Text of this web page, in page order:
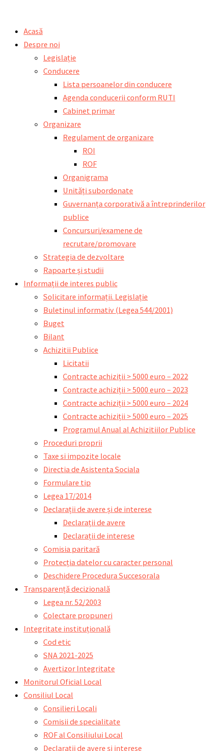
Acasă
Despre noi
Legislație
Conducere
Lista persoanelor din conducere
Agenda conducerii conform RUTI
Cabinet primar
Organizare
Regulament de organizare
ROI
ROF
Organigrama
Unități subordonate
Guvernanța corporativă a întreprinderilor
publice
Concursuri/examene de
recrutare/promovare
Strategia de dezvoltare
Rapoarte și studii
Informații de interes public
Solicitare informații. Legislație
Buletinul informativ (Legea 544/2001)
Buget
Bilant
Achizitii Publice
Licitatii
Contracte achiziții > 5000 euro – 2022
Contracte achiziții > 5000 euro – 2023
Contracte achiziții > 5000 euro – 2024
Contracte achiziții > 5000 euro – 2025
Programul Anual al Achizitiilor Publice
Proceduri proprii
Taxe si impozite locale
Directia de Asistenta Sociala
Formulare tip
Legea 17/2014
Declarații de avere și de interese
Declarații de avere
Declarații de interese
Comisia paritară
Protecția datelor cu caracter personal
Deschidere Procedura Succesorala
Transparență decizională
Legea nr. 52/2003
Colectare propuneri
Integritate instituțională
Cod etic
SNA 2021-2025
Avertizor Integritate
Monitorul Oficial Local
Consiliul Local
Consilieri Locali
Comisii de specialitate
ROF al Consiliului Local
Declarații de avere și interese